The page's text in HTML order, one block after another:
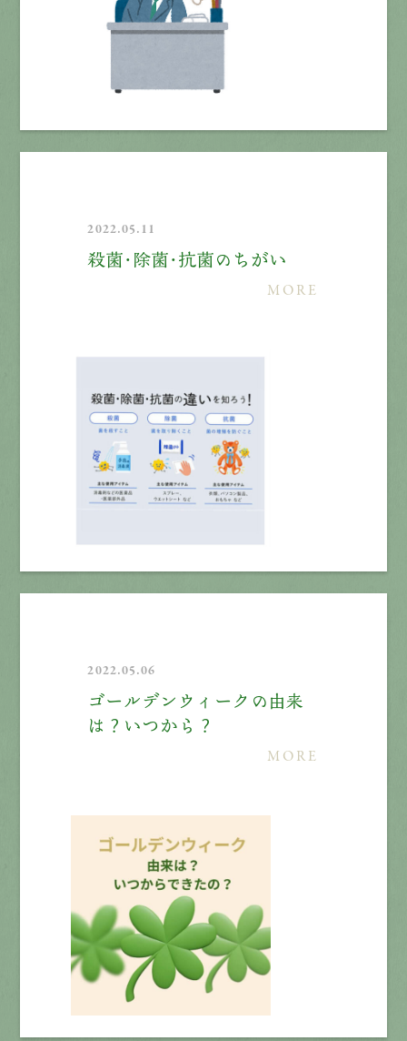
2022.05.11
殺菌・除菌・抗菌のちがい
MORE
2022.05.06
ゴールデンウィークの由来
は？いつから？
MORE